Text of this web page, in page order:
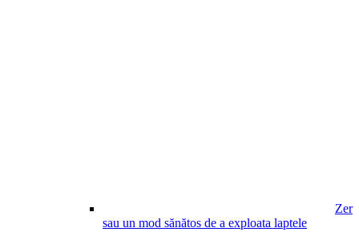
Zer
sau un mod sănătos de a exploata laptele